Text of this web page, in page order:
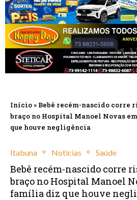
Início» Bebê recém-nascido corre
braço no Hospital Manoel Novas
que houve negligência
Itabuna Notícias Saúde
Bebê recém-nascido corre
braço no Hospital Manoel
família diz que houve